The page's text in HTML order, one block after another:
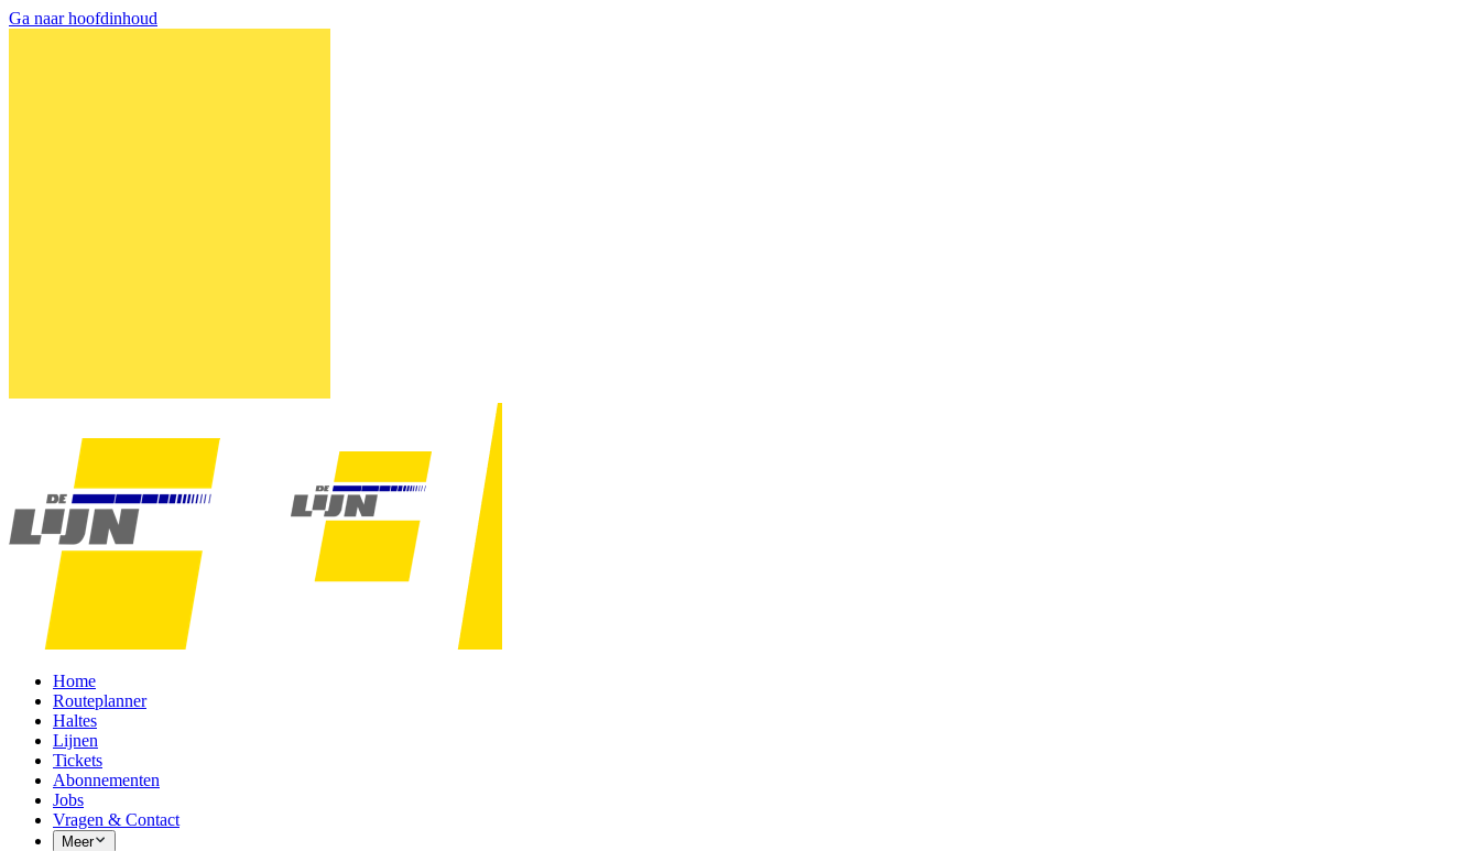
Ga naar hoofdinhoud
Home
Routeplanner
Haltes
Lijnen
Tickets
Abonnementen
Jobs
Vragen & Contact
Meer